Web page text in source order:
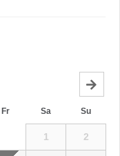
Fr Sa Su
1 2